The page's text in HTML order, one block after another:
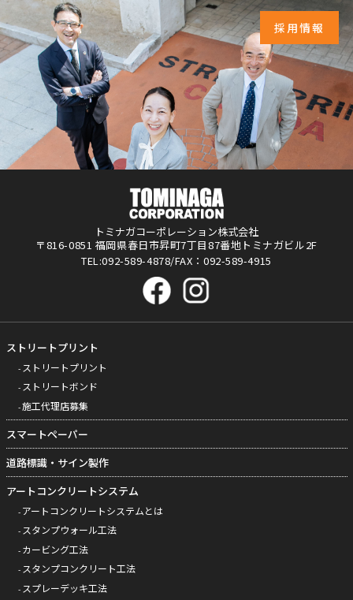
採用情報
トミナガコーポレーション株式会社
〒816-0851 福岡県春日市昇町7丁目87番地トミナガビル2F
TEL:092-589-4878/FAX：092-589-4915
ストリートプリント
ストリートプリント
ストリートボンド
施工代理店募集
スマートペーパー
道路標識・サイン製作
アートコンクリートシステム
アートコンクリートシステムとは
スタンプウォール工法
カービング工法
スタンプコンクリート工法
スプレーデッキ工法